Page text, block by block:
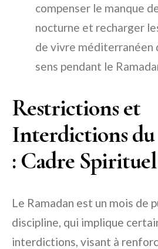
compenser le manque
nocturne et recharger
de vivre méditerranéen
sens pendant le
Restrictions et
Interdictions
: Cadre
Le Ramadan est un mois de
discipline, qui implique
interdictions, visant à